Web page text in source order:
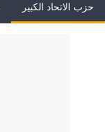
حزب الاتحاد الكبير